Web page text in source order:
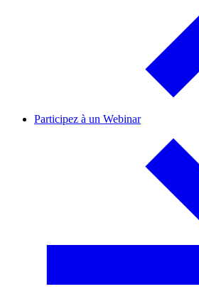
Participez à un Webinar